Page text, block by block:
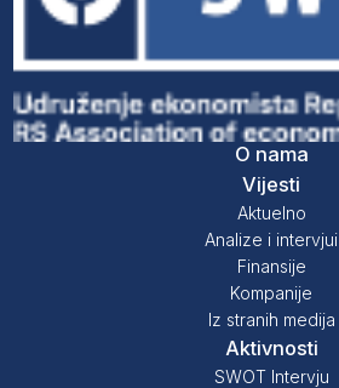
O nama
Vijesti
Aktuelno
Analize i intervjui
Finansije
Kompanije
Iz stranih medija
Aktivnosti
SWOT Intervju